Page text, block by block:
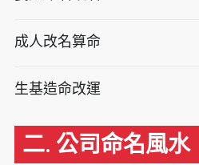
成人改名算命
生基造命改運
二. 公司命名風水